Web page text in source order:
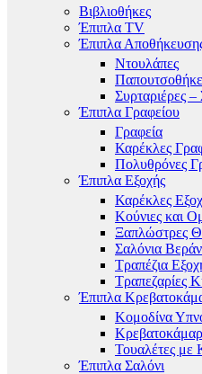
Βιβλιοθήκες
Έπιπλα TV
Έπιπλα
Ντουλάπες
Συρταριέρες –
Έπιπλα Γραφείου
Γραφεία
Καρέκλες
Πολυθρόνες
Έπιπλα Εξοχής
Καρέκλες
Κούνιες και
Ξαπλώστρες
Σαλόνια
Τραπέζια
Τραπεζαρίες
Έπιπλα
Κομοδίνα
Τουαλέτες με
Έπιπλα Σαλόνι